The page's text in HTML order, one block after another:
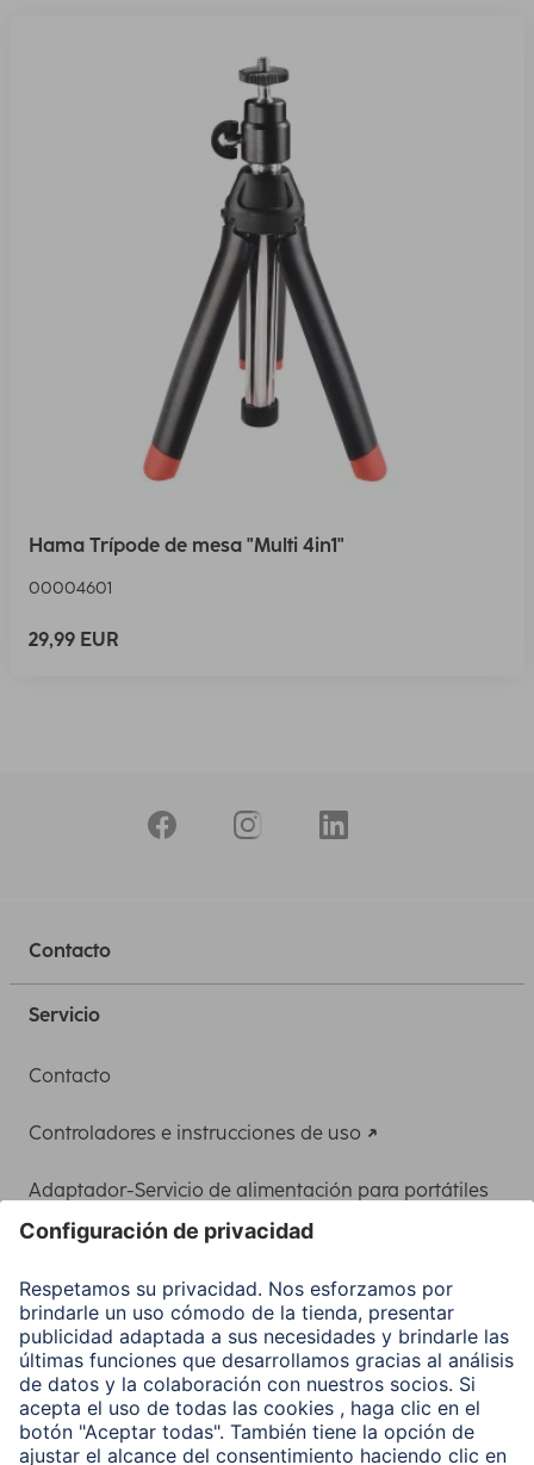
Hama Trípode de mesa "Multi 4in1"
00004601
29,99 EUR
Contacto
Servicio
Contacto
Controladores e instrucciones de uso
Adaptador-Servicio de alimentación para portátiles
Clientes online
Conviértete en distribuidor
Compañía